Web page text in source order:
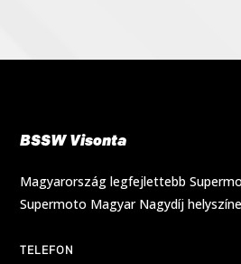
BSSW Visonta
Magyarország legfejlettebb
Supermoto Magyar Nagydíj
TELEFON